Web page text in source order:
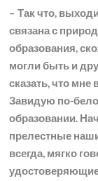
– Так что,
связана с
образования,
могли быть и
сказать, что мне
Завидую по-
образовании.
прелестные
всегда, мягко